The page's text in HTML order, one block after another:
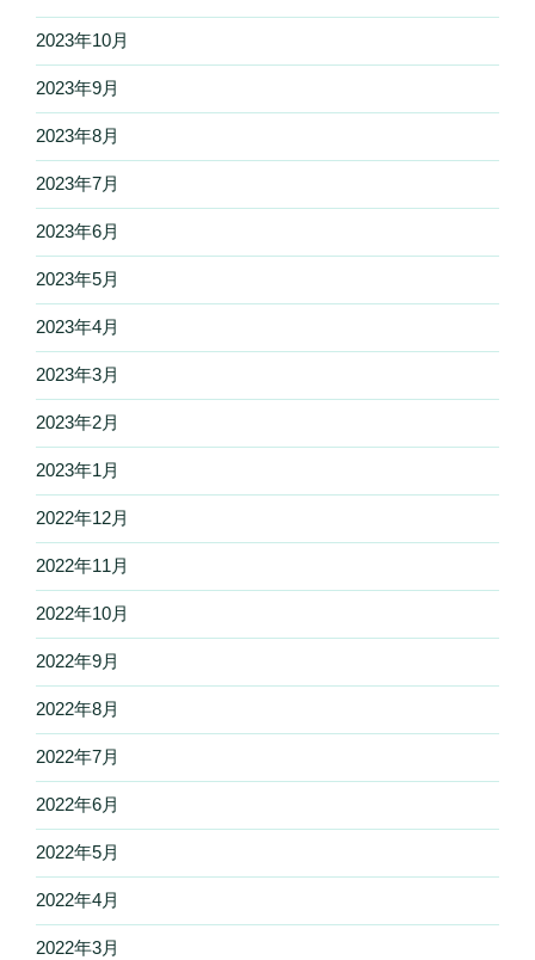
2023年10月
2023年9月
2023年8月
2023年7月
2023年6月
2023年5月
2023年4月
2023年3月
2023年2月
2023年1月
2022年12月
2022年11月
2022年10月
2022年9月
2022年8月
2022年7月
2022年6月
2022年5月
2022年4月
2022年3月